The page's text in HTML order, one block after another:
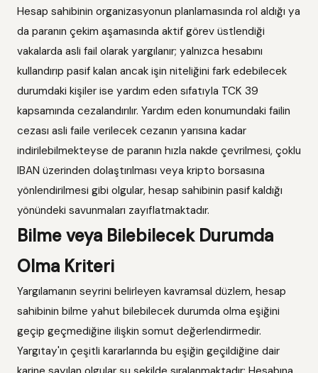
Hesap sahibinin organizasyonun planlamasında rol aldığı ya
da paranın çekim aşamasında aktif görev üstlendiği
vakalarda asli fail olarak yargılanır; yalnızca hesabını
kullandırıp pasif kalan ancak işin niteliğini fark edebilecek
durumdaki kişiler ise yardım eden sıfatıyla TCK 39
kapsamında cezalandırılır. Yardım eden konumundaki failin
cezası asli faile verilecek cezanın yarısına kadar
indirilebilmekteyse de paranın hızla nakde çevrilmesi, çoklu
IBAN üzerinden dolaştırılması veya kripto borsasına
yönlendirilmesi gibi olgular, hesap sahibinin pasif kaldığı
yönündeki savunmaları zayıflatmaktadır.
Bilme veya Bilebilecek Durumda
Olma Kriteri
Yargılamanın seyrini belirleyen kavramsal düzlem, hesap
sahibinin bilme yahut bilebilecek durumda olma eşiğini
geçip geçmediğine ilişkin somut değerlendirmedir.
Yargıtay'ın çeşitli kararlarında bu eşiğin geçildiğine dair